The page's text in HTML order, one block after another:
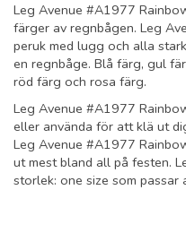
Leg Avenue #A1977
färger av regnbågen. Leg
peruk med lugg och alla
en regnbåge. Blå färg, gul
röd färg och rosa färg.
Leg Avenue #A1977
eller använda för att klä ut
Leg Avenue #A1977
ut mest bland all på festen.
storlek: one size som passar